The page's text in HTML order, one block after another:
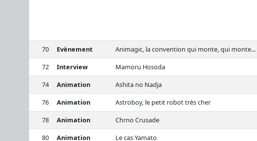
70
Evènement Animagic, la convention qui monte, qui monte...
72
Interview Mamoru Hosoda
74
Animation Ashita no Nadja
76
Animation Astroboy, le petit robot très cher
78
Animation Chrno Crusade
80
Animation Le cas Yamato